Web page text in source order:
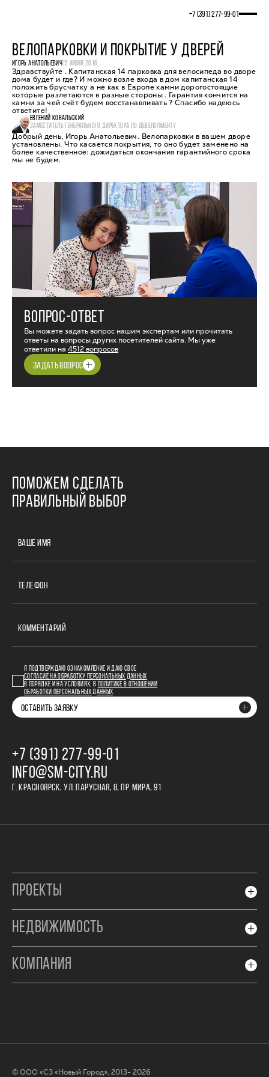
+7 (391) 277‒99‒01
ВЕЛОПАРКОВКИ И ПОКРЫТИЕ У ДВЕРЕЙ
ИГОРЬ АНАТОЛЬЕВИЧ15 ИЮНЯ 2016
Здравствуйте . Капитанская 14 парковка для велосипеда во дворе
дома будет и где? И можно возле входа в дом капитанская 14
положить брусчатку а не как в Европе камни дорогостоящие
которые разлетаются в разные стороны . Гарантия кончится на
камни за чей счёт будем восстанавливать ? Спасибо надеюсь
ответите!
ЕВГЕНИЙ КОВАЛЬСКИЙ
ЗАМЕСТИТЕЛЬ ГЕНЕРАЛЬНОГО ДИРЕКТОРА ПО ДЕВЕЛОПМЕНТУ
Добрый день, Игорь Анатольевич. Велопарковки в вашем дворе
установлены. Что касается покрытия, то оно будет заменено на
более качественное: дожидаться окончания гарантийного срока
мы не будем.
ВОПРОС-ОТВЕТ
Вы можете задать вопрос нашим экспертам или прочитать
ответы на вопросы других посетителей сайта. Мы уже
ответили на 4512 вопросов
ЗАДАТЬ ВОПРОС
ПОМОЖЕМ СДЕЛАТЬ
ПРАВИЛЬНЫЙ ВЫБОР
ВАШЕ ИМЯ
ТЕЛЕФОН
КОММЕНТАРИЙ
Я ПОДТВЕРЖДАЮ ОЗНАКОМЛЕНИЕ И ДАЮ СВОЕ
СОГЛАСИЕ НА ОБРАБОТКУ ПЕРСОНАЛЬНЫХ ДАННЫХ
В ПОРЯДКЕ И НА УСЛОВИЯХ, В
ПОЛИТИКЕ В ОТНОШЕНИИ
ОБРАБОТКИ ПЕРСОНАЛЬНЫХ ДАННЫХ
ОСТАВИТЬ ЗАЯВКУ
+7 (391) 277‒99‒01
INFO@SM-CITY.RU
Г. КРАСНОЯРСК, УЛ. ПАРУСНАЯ, 8, ПР. МИРА, 91
ПРОЕКТЫ
НЕДВИЖИМОСТЬ
КОМПАНИЯ
© ООО «СЗ «Новый Город», 2013- 2026